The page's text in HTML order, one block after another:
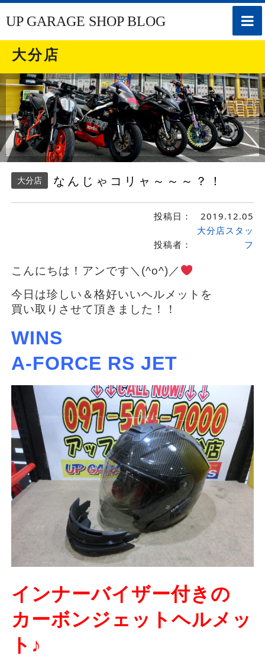
toggle
UP GARAGE SHOP BLOG
大分店
大分店 なんじゃコリャ～～～？！
投稿日： 2019.12.05
投稿者：
大分店スタッ
フ
こんにちは！アンです＼(^o^)／
今日は珍しい＆格好いいヘルメットを
買い取りさせて頂きました！！
WINS
A-FORCE RS JET
インナーバイザー付きの
カーボンジェットヘルメッ
ト♪